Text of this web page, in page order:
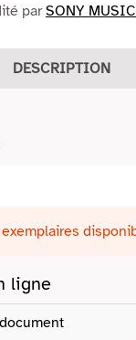
parSONY
DESCRIPTION
ligne